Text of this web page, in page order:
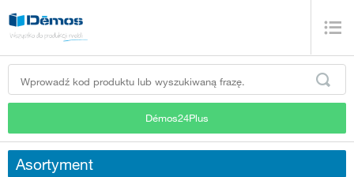
Démos24Plus
Asortyment